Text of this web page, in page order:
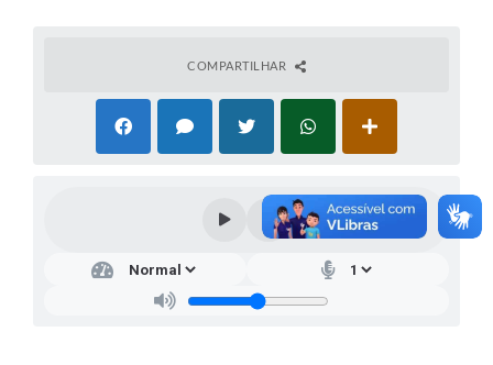
COMPARTILHAR